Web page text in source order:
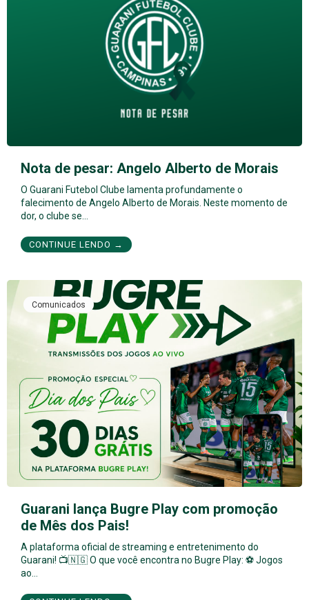
Nota de pesar: Angelo Alberto de Morais
O Guarani Futebol Clube lamenta profundamente o
falecimento de Angelo Alberto de Morais. Neste momento de
dor, o clube se…
CONTINUE LENDO →
Comunicados
Guarani lança Bugre Play com promoção
de Mês dos Pais!
A plataforma oficial de streaming e entretenimento do
Guarani! 📺🇳🇬 O que você encontra no Bugre Play: ⚽ Jogos
ao…